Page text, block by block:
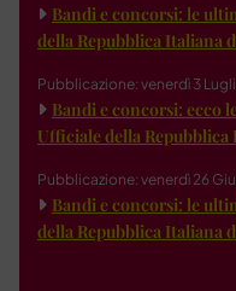
Bandi e concorsi: le
della Repubblica Italiana
Pubblicazione: venerdì 3
Bandi e concorsi: ecco
Ufficiale della Repubblica
Pubblicazione: venerdì 26
Bandi e concorsi: le
della Repubblica Italiana